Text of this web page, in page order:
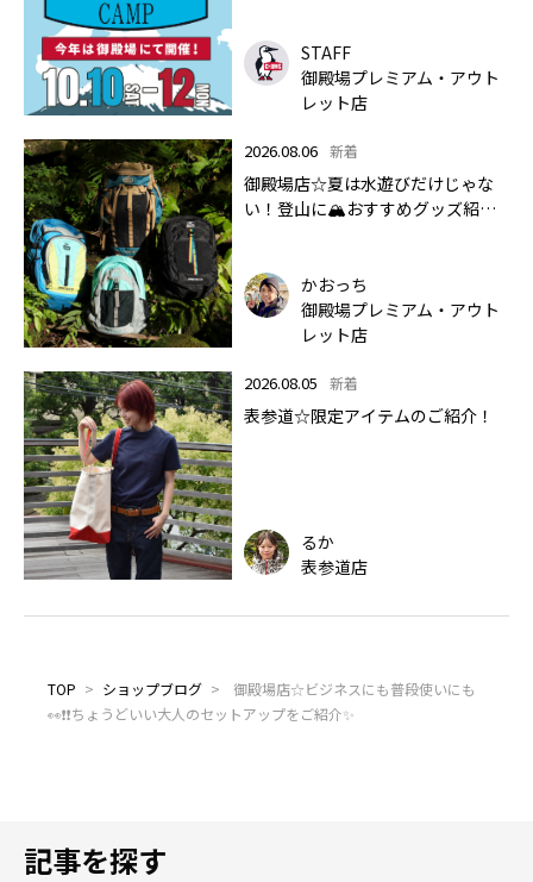
STAFF
御殿場プレミアム・アウト
レット店
2026.08.06 新着
御殿場店☆夏は水遊びだけじゃな
い！登山に🏔おすすめグッズ紹介
かおっち
御殿場プレミアム・アウト
レット店
2026.08.05 新着
表参道☆限定アイテムのご紹介！
るか
表参道店
TOP > ショップブログ >
御殿場店☆ビジネスにも普段使いにも
👀❗❗ちょうどいい大人のセットアップをご紹介✨
記事を探す